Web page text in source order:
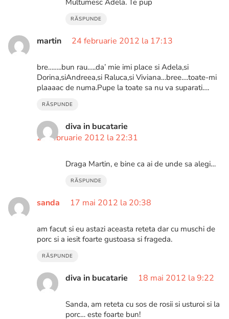
RĂSPUNDE
martin 24 februarie 2012 la 17:13
bre……..bun rau…..da’ mie imi place si Adela,si
Dorina,siAndreea,si Raluca,si Viviana…bree….toate-mi
plaaaac de numa.Pupe la toate sa nu va suparati….
RĂSPUNDE
diva in bucatarie
24 februarie 2012 la 22:31
Draga Martin, e bine ca ai de unde sa alegi…
RĂSPUNDE
sanda 17 mai 2012 la 20:38
am facut si eu astazi aceasta reteta dar cu muschi de
porc si a iesit foarte gustoasa si frageda.
RĂSPUNDE
diva in bucatarie 18 mai 2012 la 9:22
Sanda, am reteta cu sos de rosii si usturoi si la
porc… este foarte bun!